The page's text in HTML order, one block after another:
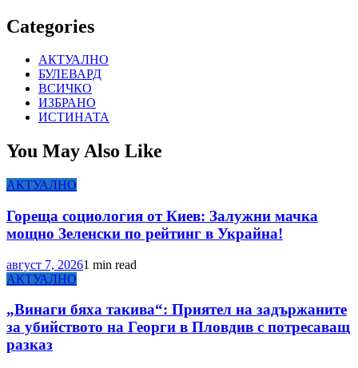
Categories
АКТУАЛНО
БУЛЕВАРД
ВСИЧКО
ИЗБРАНО
ИСТИНАТА
You May Also Like
АКТУАЛНО
Гореща социология от Киев: Залужни мачка
мощно Зеленски по рейтинг в Украйна!
август 7, 20261 min read
АКТУАЛНО
„Винаги бяха такива“: Приятел на задържаните
за убийството на Георги в Пловдив с потресаващ
разказ